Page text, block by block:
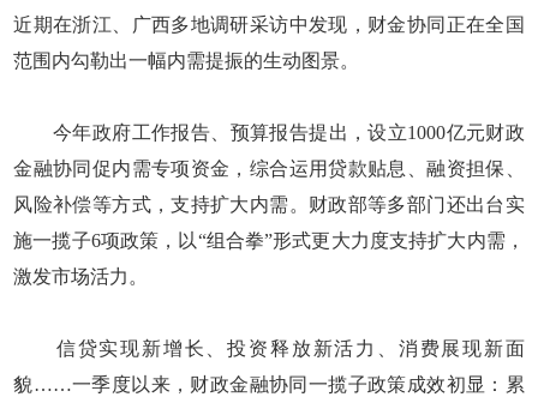
近期在浙江、广西多地调研采访中发现，财金协同正在全国
范围内勾勒出一幅内需提振的生动图景。
今年政府工作报告、预算报告提出，设立1000亿元财政
金融协同促内需专项资金，综合运用贷款贴息、融资担保、
风险补偿等方式，支持扩大内需。财政部等多部门还出台实
施一揽子6项政策，以“组合拳”形式更大力度支持扩大内需，
激发市场活力。
信贷实现新增长、投资释放新活力、消费展现新面
貌……一季度以来，财政金融协同一揽子政策成效初显：累